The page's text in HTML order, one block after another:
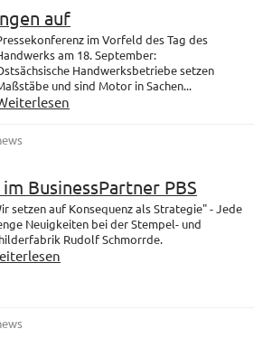
auf
im Vorfeld des Tag des
am 18. September:
Handwerksbetriebe setzen
und sind Motor in Sachen...
BusinessPartner PBS
setzen auf Konsequenz als Strategie" - Jede
Neuigkeiten bei der Stempel- und
Rudolf Schmorrde.